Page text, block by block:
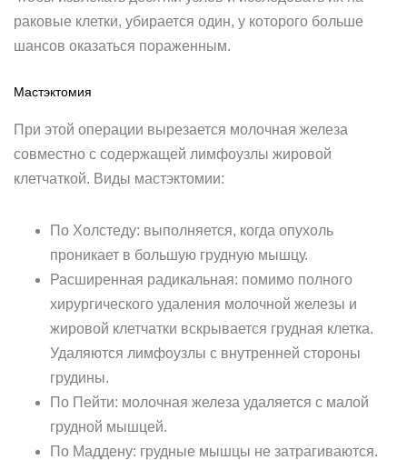
раковые клетки, убирается один, у которого больше
шансов оказаться пораженным.
Мастэктомия
При этой операции вырезается молочная железа
совместно с содержащей лимфоузлы жировой
клетчаткой. Виды мастэктомии:
По Холстеду: выполняется, когда опухоль
проникает в большую грудную мышцу.
Расширенная радикальная: помимо полного
хирургического удаления молочной железы и
жировой клетчатки вскрывается грудная клетка.
Удаляются лимфоузлы с внутренней стороны
грудины.
По Пейти: молочная железа удаляется с малой
грудной мышцей.
По Маддену: грудные мышцы не затрагиваются.